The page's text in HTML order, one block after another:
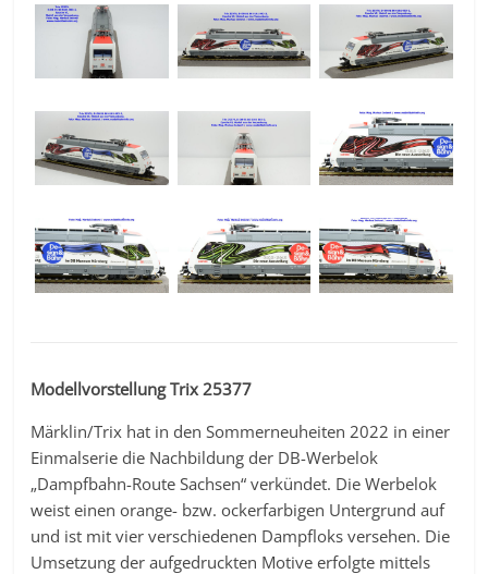
Modellvorstellung Trix 25377
Märklin/Trix hat in den Sommerneuheiten 2022 in einer
Einmalserie die Nachbildung der DB-Werbelok
„Dampfbahn-Route Sachsen“ verkündet. Die Werbelok
weist einen orange- bzw. ockerfarbigen Untergrund auf
und ist mit vier verschiedenen Dampfloks versehen. Die
Umsetzung der aufgedruckten Motive erfolgte mittels